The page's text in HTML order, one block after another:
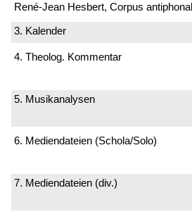
René-Jean Hesbert, Corpus
3. Kalender
4. Theolog. Kommentar
5. Musikanalysen
6. Mediendateien (Schola/Solo)
7. Mediendateien (div.)